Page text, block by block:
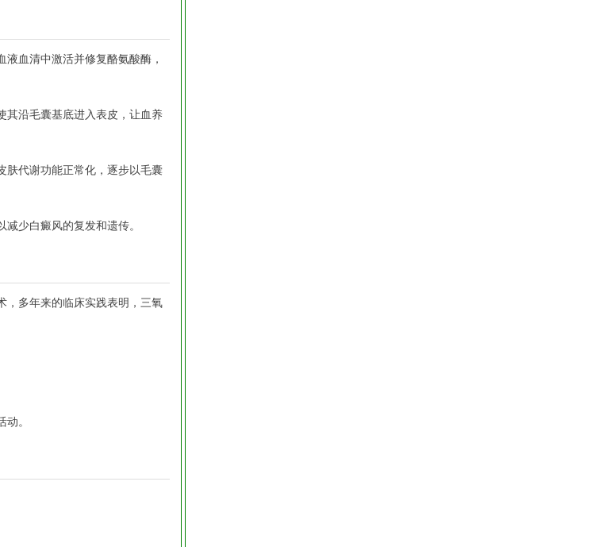
血清中激活并修复酪氨酸酶，
其沿毛囊基底进入表皮，让血养
肤代谢功能正常化，逐步以毛囊
少白癜风的复发和遗传。
，多年来的临床实践表明，三氧
。